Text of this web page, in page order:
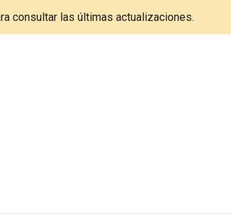
consultar las últimas actualizaciones.